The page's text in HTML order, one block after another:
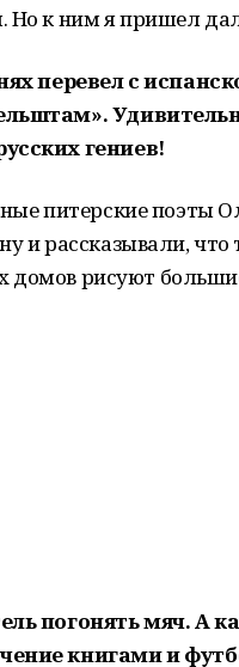
к ним я пришел
перевел с
гениев!
питерские поэты
и рассказывали,
домов рисуют
погонять мяч. А
книгами и